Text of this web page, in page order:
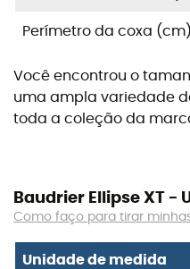
Perímetro da coxa (cm)
Você encontrou o
uma ampla variedade
toda a coleção da
Baudrier Ellipse XT -
Como faço para tirar
Unidade de medida